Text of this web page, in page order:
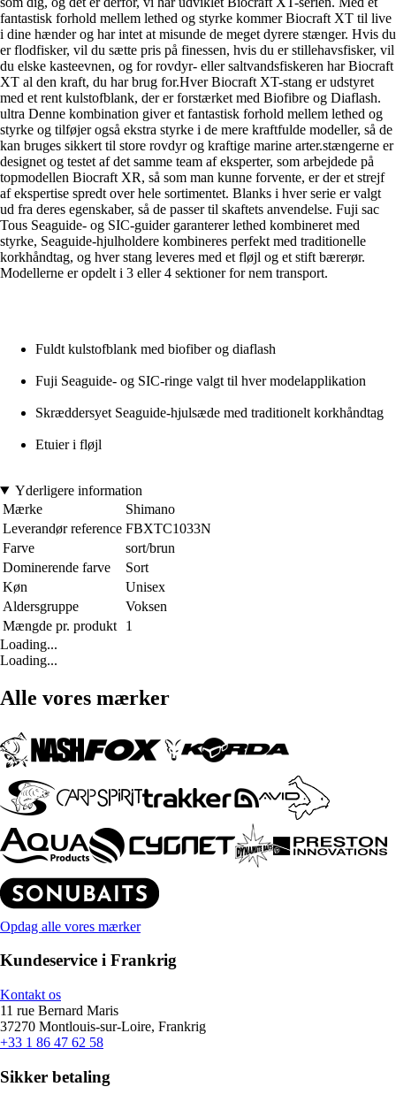
fantastisk forhold mellem lethed og styrke kommer Biocraft XT til live
i dine hænder og har intet at misunde de meget dyrere stænger. Hvis du
er flodfisker, vil du sætte pris på finessen, hvis du er stillehavsfisker, vil
du elske kasteevnen, og for rovdyr- eller saltvandsfiskeren har Biocraft
XT al den kraft, du har brug for.Hver Biocraft XT-stang er udstyret
med et rent kulstofblank, der er forstærket med Biofibre og Diaflash.
ultra Denne kombination giver et fantastisk forhold mellem lethed og
styrke og tilføjer også ekstra styrke i de mere kraftfulde modeller, så de
kan bruges sikkert til store rovdyr og kraftige marine arter.stængerne er
designet og testet af det samme team af eksperter, som arbejdede på
topmodellen Biocraft XR, så som man kunne forvente, er der et strejf
af ekspertise spredt over hele sortimentet. Blanks i hver serie er valgt
ud fra deres egenskaber, så de passer til skaftets anvendelse. Fuji sac
Tous Seaguide- og SIC-guider garanterer lethed kombineret med
styrke, Seaguide-hjulholdere kombineres perfekt med traditionelle
korkhåndtag, og hver stang leveres med et fløjl og et stift bærerør.
Modellerne er opdelt i 3 eller 4 sektioner for nem transport.
Fuldt kulstofblank med biofiber og diaflash
Fuji Seaguide- og SIC-ringe valgt til hver modelapplikation
Skræddersyet Seaguide-hjulsæde med traditionelt korkhåndtag
Etuier i fløjl
Yderligere information
Mærke
Shimano
Leverandør reference FBXTC1033N
Farve
sort/brun
Dominerende farve
Sort
Køn
Unisex
Aldersgruppe
Voksen
Mængde pr. produkt
1
Loading...
Loading...
Alle vores mærker
Opdag alle vores mærker
Kundeservice i Frankrig
Kontakt os
11 rue Bernard Maris
37270 Montlouis-sur-Loire, Frankrig
+33 1 86 47 62 58
Sikker betaling